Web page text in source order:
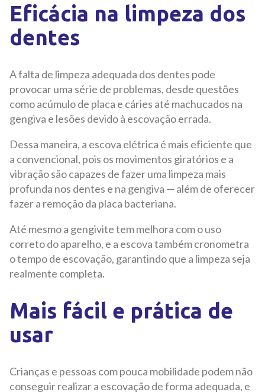
Eficácia na limpeza dos
dentes
A falta de limpeza adequada dos dentes pode
provocar uma série de problemas, desde questões
como acúmulo de placa e cáries até machucados na
gengiva e lesões devido à escovação errada.
Dessa maneira, a escova elétrica é mais eficiente que
a convencional, pois os movimentos giratórios e a
vibração são capazes de fazer uma limpeza mais
profunda nos dentes e na gengiva — além de oferecer
fazer a remoção da placa bacteriana.
Até mesmo a gengivite tem melhora com o uso
correto do aparelho, e a escova também cronometra
o tempo de escovação, garantindo que a limpeza seja
realmente completa.
Mais fácil e prática de
usar
Crianças e pessoas com pouca mobilidade podem não
conseguir realizar a escovação de forma adequada, e